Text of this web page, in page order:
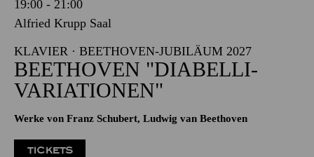
19:00 - 21:00
Alfried Krupp Saal
KLAVIER · BEETHOVEN-JUBILÄUM 2027
BEETHOVEN "DIABELLI-
VARIATIONEN"
Werke von Franz Schubert, Ludwig van Beethoven
TICKETS